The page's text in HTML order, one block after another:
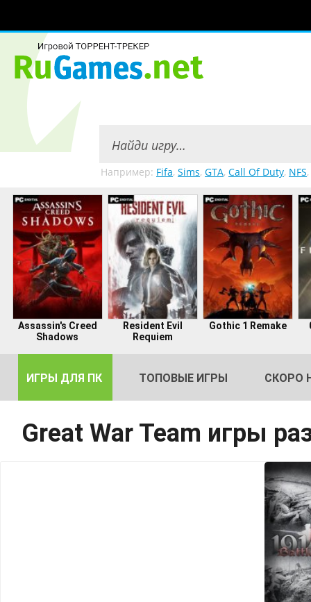
Например: Fifa, Sims, GTA, Call Of Duty, NFS,
Assassin's Creed
Shadows
Resident Evil
Requiem
Gothic 1 Remake
ИГРЫ ДЛЯ ПК ТОПОВЫЕ ИГРЫ СКОРО
Great War Team игры